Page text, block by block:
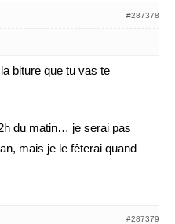
#287378
biture que tu vas te
du matin… je serai pas
mais je le fêterai quand
#287379